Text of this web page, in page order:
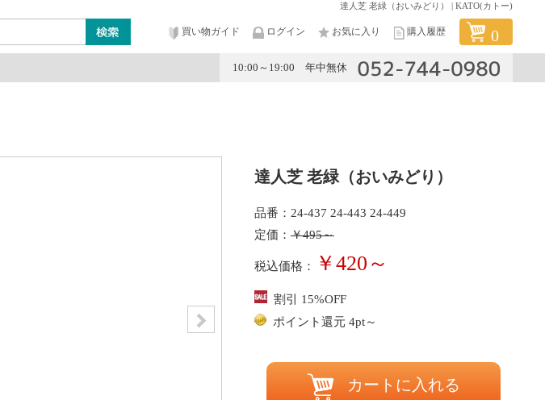
達人芝 老緑（おいみどり） | KATO(カトー)
買い物ガイド ログイン お気に入り 購入履歴 0
10:00～19:00 年中無休
達人芝 老緑（おいみどり）
品番：24-437 24-443 24-449
定価： ￥495～
税込価格： ￥420～
割引 15%OFF
ポイント還元 4pt～
カートに入れる